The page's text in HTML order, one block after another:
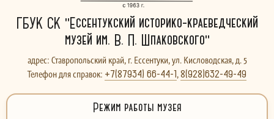
ГБУК СК "Ессентукский историко-краеведческий
музей им. В. П. Шпаковского"
адрес: Ставропольский край, г. Ессентуки, ул. Кисловодская, д. 5
Телефон для справок: +7(87934) 66-44-1,8(928)632-49-49
Режим работы музея